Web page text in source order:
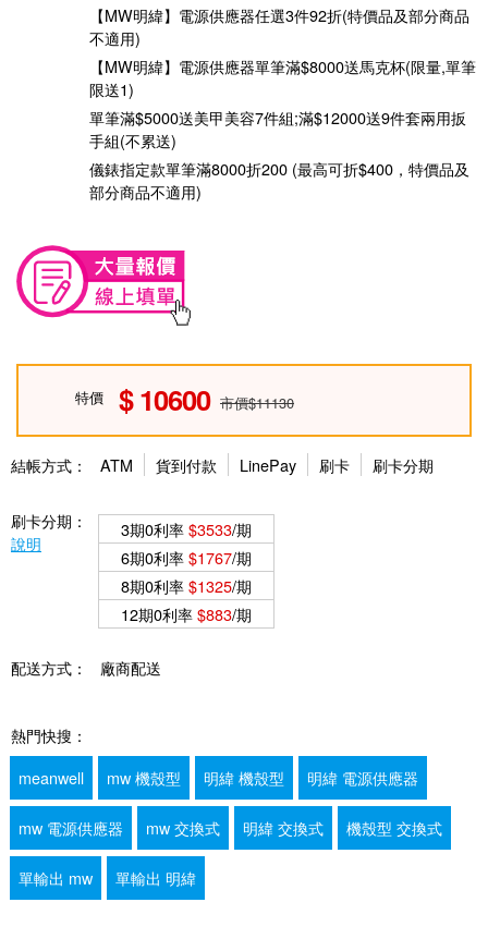
【MW明緯】電源供應器任選3件92折(特價品及部分商品
不適用)
【MW明緯】電源供應器單筆滿$8000送馬克杯(限量,單筆
限送1)
單筆滿$5000送美甲美容7件組;滿$12000送9件套兩用扳
手組(不累送)
儀錶指定款單筆滿8000折200 (最高可折$400，特價品及
部分商品不適用)
特價 10600 市價$11130
結帳方式： ATM 貨到付款 LinePay 刷卡 刷卡分期
刷卡分期：
說明
3期0利率$3533/期
6期0利率$1767/期
8期0利率$1325/期
12期0利率$883/期
配送方式： 廠商配送
熱門快搜：
meanwell
mw 機殼型 明緯 機殼型 明緯 電源供應器
mw 電源供應器 mw 交換式 明緯 交換式 機殼型 交換式
單輸出 mw 單輸出 明緯